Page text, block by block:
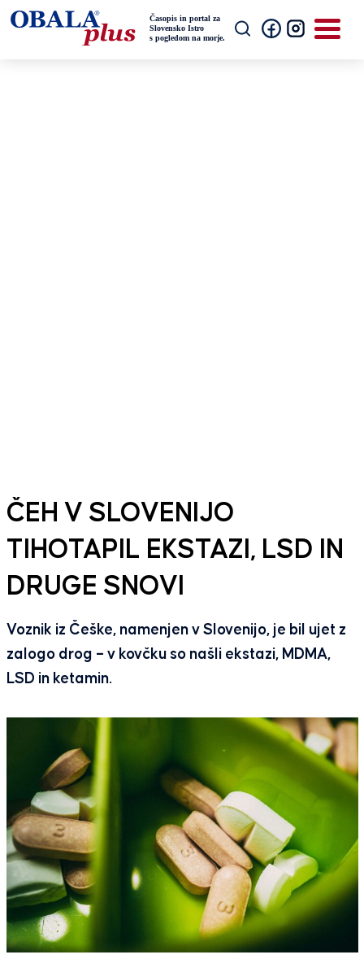
ČEH V SLOVENIJO
TIHOTAPIL EKSTAZI, LSD IN
DRUGE SNOVI
Voznik iz Češke, namenjen v Slovenijo, je bil ujet z
zalogo drog – v kovčku so našli ekstazi, MDMA,
LSD in ketamin.